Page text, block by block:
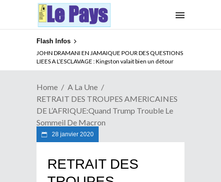
Flash Infos
JOHN DRAMANI EN JAMAIQUE POUR DES QUESTIONS
LIEES A L’ESCLAVAGE : Kingston valait bien un détour
ABSENCE PROLONGEE DE PAUL BIYA DU CAMEROUN :
Qui pilote le Cameroun ?
Home
A La Une
RETRAIT DES TROUPES AMERICAINES
DE L’AFRIQUE:Quand Trump Trouble Le
Sommeil De Macron
28 janvier 2020
RETRAIT DES